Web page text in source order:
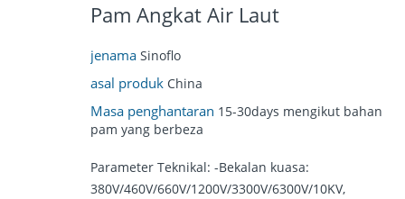
Pam Angkat Air Laut
jenama Sinoflo
asal produk China
Masa penghantaran 15-30days mengikut bahan
pam yang berbeza
Parameter Teknikal: -Bekalan kuasa:
380V/460V/660V/1200V/3300V/6300V/10KV,